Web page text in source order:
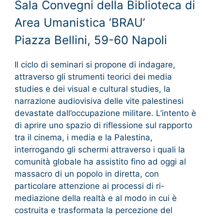
Sala Convegni della Biblioteca di
Area Umanistica ‘BRAU’
Piazza Bellini, 59-60 Napoli
Il ciclo di seminari si propone di indagare,
attraverso gli strumenti teorici dei media
studies e dei visual e cultural studies, la
narrazione audiovisiva delle vite palestinesi
devastate dall’occupazione militare. L’intento è
di aprire uno spazio di riflessione sul rapporto
tra il cinema, i media e la Palestina,
interrogando gli schermi attraverso i quali la
comunità globale ha assistito fino ad oggi al
massacro di un popolo in diretta, con
particolare attenzione ai processi di ri-
mediazione della realtà e al modo in cui è
costruita e trasformata la percezione del